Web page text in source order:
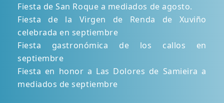
Fiesta de San Roque a mediados de agosto.
Fiesta de la Virgen de Renda de Xuviño
celebrada en septiembre
Fiesta gastronómica de los callos en
septiembre
Fiesta en honor a Las Dolores de Samieira a
mediados de septiembre